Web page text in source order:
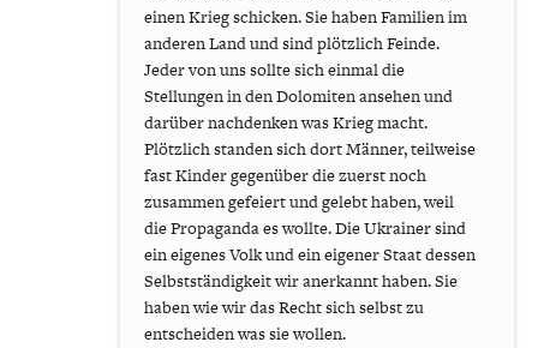
einen Krieg schicken. Sie haben Familien im
anderen Land und sind plötzlich Feinde.
Jeder von uns sollte sich einmal die
Stellungen in den Dolomiten ansehen und
darüber nachdenken was Krieg macht.
Plötzlich standen sich dort Männer, teilweise
fast Kinder gegenüber die zuerst noch
zusammen gefeiert und gelebt haben, weil
die Propaganda es wollte. Die Ukrainer sind
ein eigenes Volk und ein eigener Staat dessen
Selbstständigkeit wir anerkannt haben. Sie
haben wie wir das Recht sich selbst zu
entscheiden was sie wollen.